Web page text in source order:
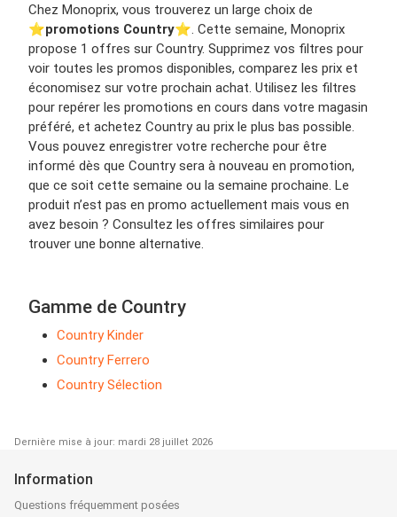
Chez Monoprix, vous trouverez un large choix de
⭐️promotions Country⭐️. Cette semaine, Monoprix
propose 1 offres sur Country. Supprimez vos filtres pour
voir toutes les promos disponibles, comparez les prix et
économisez sur votre prochain achat. Utilisez les filtres
pour repérer les promotions en cours dans votre magasin
préféré, et achetez Country au prix le plus bas possible.
Vous pouvez enregistrer votre recherche pour être
informé dès que Country sera à nouveau en promotion,
que ce soit cette semaine ou la semaine prochaine. Le
produit n’est pas en promo actuellement mais vous en
avez besoin ? Consultez les offres similaires pour
trouver une bonne alternative.
Gamme de Country
Country Kinder
Country Ferrero
Country Sélection
Dernière mise à jour: mardi 28 juillet 2026
Information
Questions fréquemment posées